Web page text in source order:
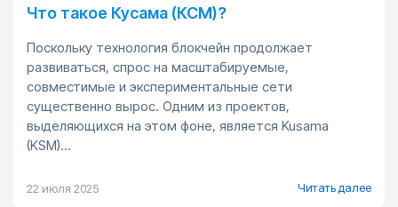
Что такое Кусама (КСМ)?
Поскольку технология блокчейн продолжает
развиваться, спрос на масштабируемые,
совместимые и экспериментальные сети
существенно вырос. Одним из проектов,
выделяющихся на этом фоне, является Kusama
(KSM)...
22 июля 2025 Читать далее